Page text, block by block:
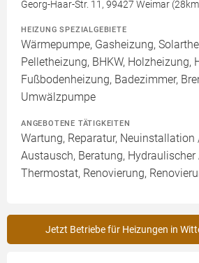
Georg-Haar-Str. 11, 99427 Weimar
HEIZUNG SPEZIALGEBIETE
Wärmepumpe, Gasheizung,
Pelletheizung, BHKW, Holzheizung,
Fußbodenheizung, Badezimmer,
Umwälzpumpe
ANGEBOTENE TÄTIGKEITEN
Wartung, Reparatur, Neuinstallation
Austausch, Beratung, Hydraulischer
Thermostat, Renovierung,
Jetzt Betriebe für Heizungen in